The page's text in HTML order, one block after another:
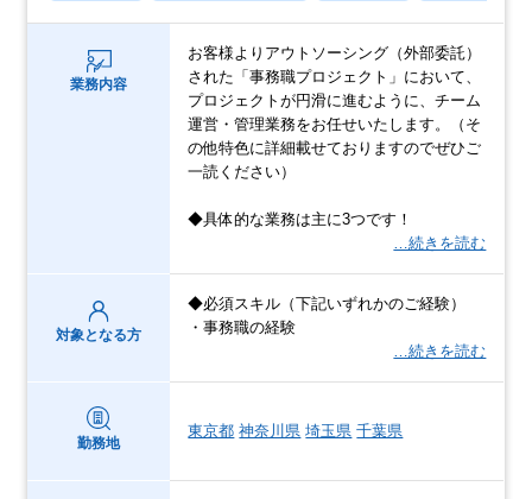
業務内容
お客様よりアウトソーシング（外部委託）
された「事務職プロジェクト」において、
プロジェクトが円滑に進むように、チーム
運営・管理業務をお任せいたします。（そ
の他特色に詳細載せておりますのでぜひご
一読ください）
◆具体的な業務は主に3つです！
…続きを読む
対象となる方
◆必須スキル（下記いずれかのご経験）
・事務職の経験
…続きを読む
勤務地
東京都 神奈川県 埼玉県 千葉県